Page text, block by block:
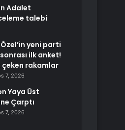
Adalet
talebi
yeni parti
ilk anket!
çeken rakamlar
7, 2026
Yaya Üst
Çarptı
7, 2026